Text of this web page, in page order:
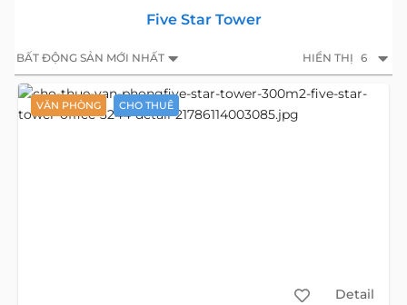
Five Star Tower
BẤT ĐỘNG SẢN MỚI NHẤT HIỂN THỊ 6
VĂN PHÒNG CHO THUÊ
Detail